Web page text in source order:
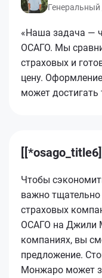
Генеральный
«Наша задача —
ОСАГО. Мы
страховых и
цену.
может достигать
Чтобы
важно
страховых
ОСАГО на Джили
компаниях, вы
предложение.
Монжаро может